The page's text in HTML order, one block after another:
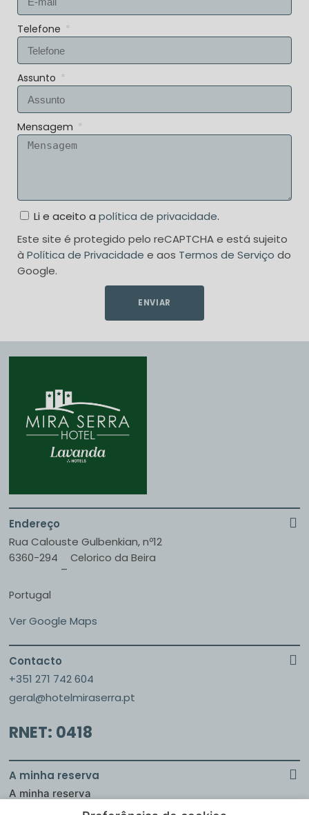
Telefone
Assunto
Mensagem
Li e aceito a política de privacidade.
Este site é protegido pelo reCAPTCHA e está sujeito
à Política de Privacidade e aos Termos de Serviço do
Google.
ENVIAR
Endereço
Rua Calouste Gulbenkian, nº12
6360-294
–
Celorico da Beira
Portugal
Ver Google Maps
Contacto
+351 271 742 604
geral@hotelmiraserra.pt
RNET: 0418
A minha reserva
A minha reserva